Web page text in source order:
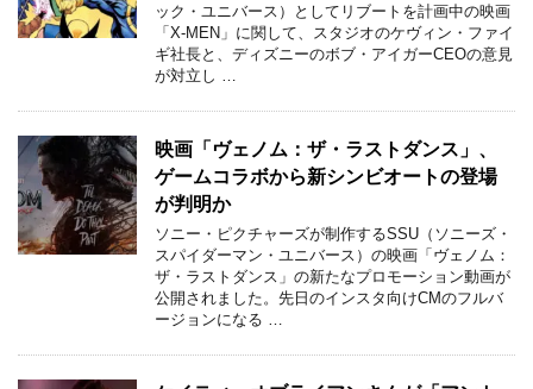
ック・ユニバース）としてリブートを計画中の映画
「X-MEN」に関して、スタジオのケヴィン・ファイ
ギ社長と、ディズニーのボブ・アイガーCEOの意見
が対立し …
映画「ヴェノム：ザ・ラストダンス」、
ゲームコラボから新シンビオートの登場
が判明か
ソニー・ピクチャーズが制作するSSU（ソニーズ・
スパイダーマン・ユニバース）の映画「ヴェノム：
ザ・ラストダンス」の新たなプロモーション動画が
公開されました。先日のインスタ向けCMのフルバ
ージョンになる …